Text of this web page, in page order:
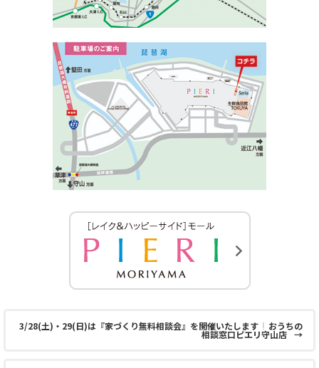
3/28(土)・29(日)は『家づくり無料相談会』を開催いたします おうちの
相談窓口ピエリ守山店 →